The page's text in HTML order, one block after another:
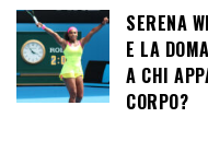
SERENA
E LA
A CHI
CORPO?